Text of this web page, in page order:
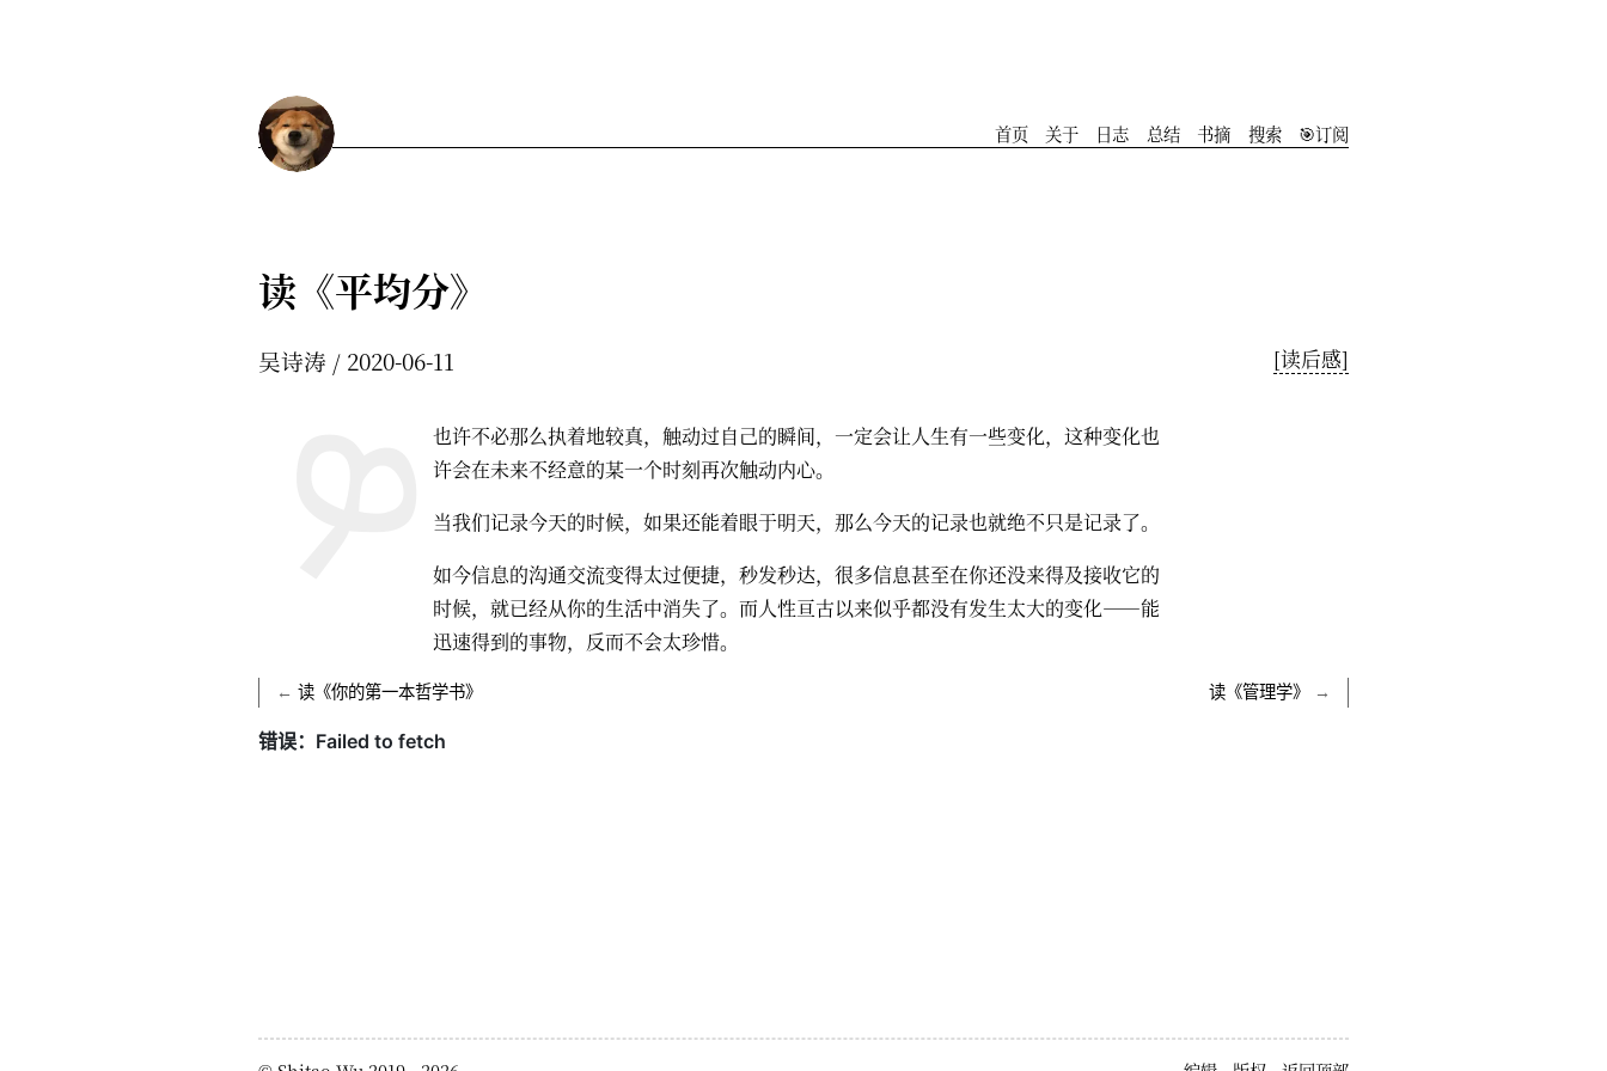
首页 关于 ️日志 总结 书摘 搜索 🎯订阅
读《平均分》
吴诗涛 2020-06-11 [读后感]
也许不必那么执着地较真，触动过自己的瞬间，一定会让人生有一些变化，这种变化也
许会在未来不经意的某一个时刻再次触动内心。
当我们记录今天的时候，如果还能着眼于明天，那么今天的记录也就绝不只是记录了。
如今信息的沟通交流变得太过便捷，秒发秒达，很多信息甚至在你还没来得及接收它的
时候，就已经从你的生活中消失了。而人性亘古以来似乎都没有发生太大的变化——能
迅速得到的事物，反而不会太珍惜。
←读《你的第一本哲学书》 读《管理学》 →